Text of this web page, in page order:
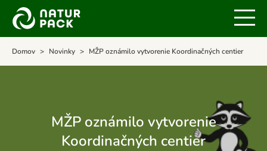
Domov Novinky MŽP oznámilo vytvorenie Koordinačných centier
MŽP oznámilo vytvorenie
Koordinačných centier